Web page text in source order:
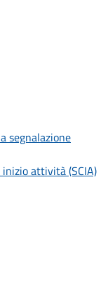
segnalazione
attività (SCIA)